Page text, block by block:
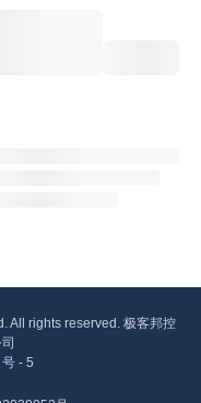
All rights reserved. 极客邦控
- 5